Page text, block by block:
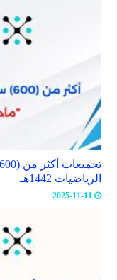
الرياضيات 1442هـ
2025-11-11